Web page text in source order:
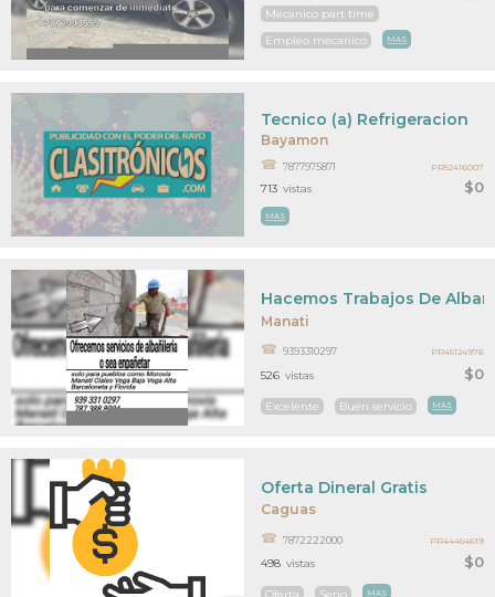
Mecanico part time
Empleo mecanico
MAS
Bayamon
$0
Tecnico (a) Refrigeracion
7877975871
MAS
713 vistas
PR52416007
Manati
$0
Hacemos Trabajos De
9393310297
Excelente Buen servicio MAS
526 vistas
PR45124976
Caguas
$0
Oferta Dineral Gratis
7872222000
MAS
498 vistas
PR44454619